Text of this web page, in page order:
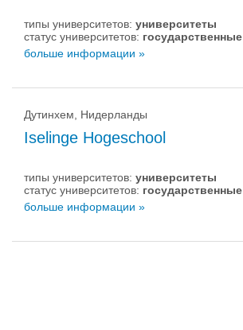
типы университетов: университеты
статус университетов: государственные
больше информации »
Дутинхем, Нидерланды
Iselinge Hogeschool
типы университетов: университеты
статус университетов: государственные
больше информации »